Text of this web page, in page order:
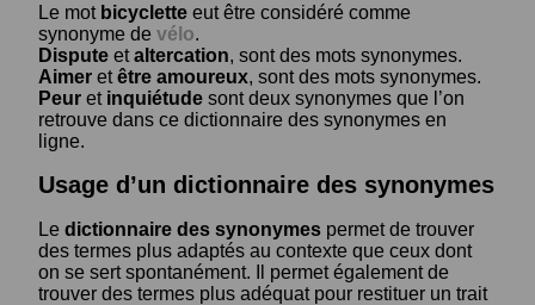
Le mot bicyclette eut être considéré comme
synonyme de vélo.
Dispute etaltercation, sont des mots synonymes.
Aimer etêtre amoureux, sont des mots synonymes.
Peur et inquiétude sont deux synonymes que l’on
retrouve dans ce dictionnaire des synonymes en
ligne.
Usage d’un dictionnaire des synonymes
Le dictionnaire des synonymes permet de trouver
des termes plus adaptés au contexte que ceux dont
on se sert spontanément. Il permet également de
trouver des termes plus adéquat pour restituer un trait